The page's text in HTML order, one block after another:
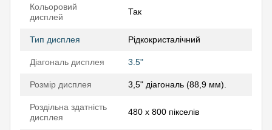
Кольоровий
дисплей
Так
Тип дисплея Рідкокристалічний
Діагональ дисплея 3.5"
Розмір дисплея 3,5" діагональ (88,9 мм).
Роздільна здатність
дисплея
480 x 800 пікселів